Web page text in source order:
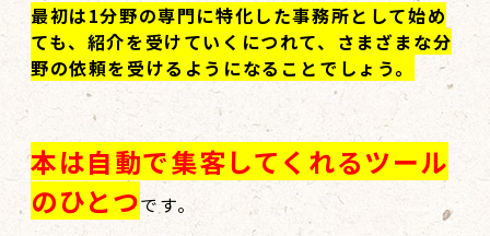
最初は1分野の専門に特化した事務所として始め
ても、紹介を受けていくにつれて、さまざまな分
野の依頼を受けるようになることでしょう。
本は自動で集客してくれるツール
のひとつです。